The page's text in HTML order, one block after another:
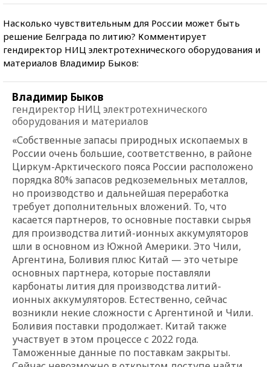
Насколько чувствительным для России может быть
решение Белграда по литию? Комментирует
гендиректор НИЦ электротехнического оборудования и
материалов Владимир Быков:
Владимир Быков
гендиректор НИЦ электротехнического
оборудования и материалов
«Собственные запасы природных ископаемых в
России очень большие, соответственно, в районе
Циркум-Арктического пояса России расположено
порядка 80% запасов редкоземельных металлов,
но производство и дальнейшая переработка
требует дополнительных вложений. То, что
касается партнеров, то основные поставки сырья
для производства литий-ионных аккумуляторов
шли в основном из Южной Америки. Это Чили,
Аргентина, Боливия плюс Китай — это четыре
основных партнера, которые поставляли
карбонаты лития для производства литий-
ионных аккумуляторов. Естественно, сейчас
возникли некие сложности с Аргентиной и Чили.
Боливия поставки продолжает. Китай также
участвует в этом процессе с 2022 года.
Таможенные данные по поставкам закрыты.